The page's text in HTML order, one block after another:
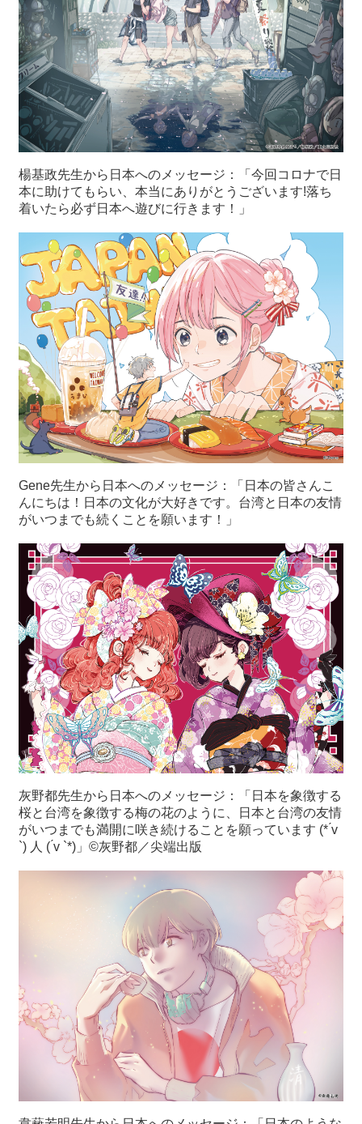
楊基政先生から日本へのメッセージ：「今回コロナで日
本に助けてもらい、本当にありがとうございます!落ち
着いたら必ず日本へ遊びに行きます！」
Gene先生から日本へのメッセージ：「日本の皆さんこ
んにちは！日本の文化が大好きです。台湾と日本の友情
がいつまでも続くことを願います！」
灰野都先生から日本へのメッセージ：「日本を象徴する
桜と台湾を象徴する梅の花のように、日本と台湾の友情
がいつまでも満開に咲き続けることを願っています (* ́v
`) 人 ( ́v `*)」©灰野都／尖端出版